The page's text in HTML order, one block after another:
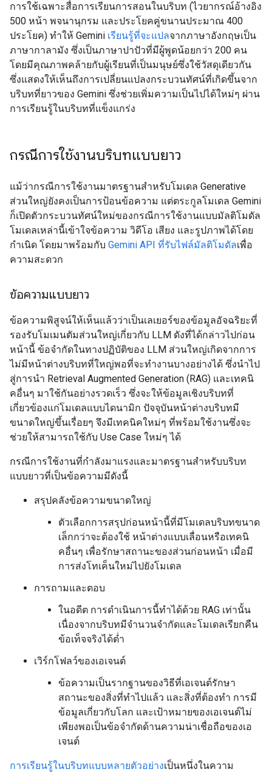
การใช้เฉพาะสื่อการเรียนการสอนในบริบท (ไวยากรณ์อ้างอิง
500 หน้า พจนานุกรม และประโยคคู่ขนานประมาณ 400
ประโยค) ทำให้ Gemini เรียนรู้ที่จะแปลจากภาษาอังกฤษเป็น
ภาษากาลามัง ซึ่งเป็นภาษาปาปัวที่มีผู้พูดน้อยกว่า 200 คน
โดยมีคุณภาพคล้ายกับผู้เรียนที่เป็นมนุษย์ซึ่งใช้วัสดุเดียวกัน
ซึ่งแสดงให้เห็นถึงการเปลี่ยนแปลงกระบวนทัศน์ที่เกิดขึ้นจาก
บริบทที่ยาวของ Gemini ซึ่งช่วยเพิ่มความเป็นไปได้ใหม่ๆ ผ่าน
การเรียนรู้ในบริบทที่แข็งแกร่ง
กรณีการใช้งานบริบทแบบยาว
แม้ว่ากรณีการใช้งานมาตรฐานสำหรับโมเดล Generative
ส่วนใหญ่ยังคงเป็นการป้อนข้อความ แต่ตระกูลโมเดล Gemini
ก็เปิดตัวกระบวนทัศน์ใหม่ของกรณีการใช้งานแบบมัลติโมดัล
โมเดลเหล่านี้เข้าใจข้อความ วิดีโอ เสียง และรูปภาพได้โดย
กำเนิด โดยมาพร้อมกับ Gemini API ที่รับไฟล์มัลติโมดัลเพื่อ
ความสะดวก
ข้อความแบบยาว
ข้อความพิสูจน์ให้เห็นแล้วว่าเป็นเลเยอร์ของข้อมูลอัจฉริยะที่
รองรับโมเมนตัมส่วนใหญ่เกี่ยวกับ LLM ดังที่ได้กล่าวไปก่อน
หน้านี้ ข้อจำกัดในทางปฏิบัติของ LLM ส่วนใหญ่เกิดจากการ
ไม่มีหน้าต่างบริบทที่ใหญ่พอที่จะทำงานบางอย่างได้ ซึ่งนำไป
สู่การนำ Retrieval Augmented Generation (RAG) และเทคนิ
คอื่นๆ มาใช้กันอย่างรวดเร็ว ซึ่งจะให้ข้อมูลเชิงบริบทที่
เกี่ยวข้องแก่โมเดลแบบไดนามิก ปัจจุบันหน้าต่างบริบทมี
ขนาดใหญ่ขึ้นเรื่อยๆ จึงมีเทคนิคใหม่ๆ ที่พร้อมใช้งานซึ่งจะ
ช่วยให้สามารถใช้กับ Use Case ใหม่ๆ ได้
กรณีการใช้งานที่กำลังมาแรงและมาตรฐานสำหรับบริบท
แบบยาวที่เป็นข้อความมีดังนี้
สรุปคลังข้อความขนาดใหญ่
ตัวเลือกการสรุปก่อนหน้านี้ที่มีโมเดลบริบทขนาด
เล็กกว่าจะต้องใช้ หน้าต่างแบบเลื่อนหรือเทคนิ
คอื่นๆ เพื่อรักษาสถานะของส่วนก่อนหน้า เมื่อมี
การส่งโทเค็นใหม่ไปยังโมเดล
การถามและตอบ
ในอดีต การดำเนินการนี้ทำได้ด้วย RAG เท่านั้น
เนื่องจากบริบทมีจำนวนจำกัดและโมเดลเรียกคืน
ข้อเท็จจริงได้ต่ำ
เวิร์กโฟลว์ของเอเจนต์
ข้อความเป็นรากฐานของวิธีที่เอเจนต์รักษา
สถานะของสิ่งที่ทำไปแล้ว และสิ่งที่ต้องทำ การมี
ข้อมูลเกี่ยวกับโลก และเป้าหมายของเอเจนต์ไม่
เพียงพอเป็นข้อจำกัดด้านความน่าเชื่อถือของเอ
เจนต์
การเรียนรู้ในบริบทแบบหลายตัวอย่างเป็นหนึ่งในความ